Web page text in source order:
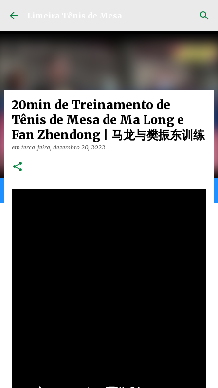
Home Limeira Gran Ranking
20min de Treinamento de
Tênis de Mesa de Ma Long e
Fan Zhendong | 马龙与樊振东训练
em terça-feira, dezembro 20, 2022